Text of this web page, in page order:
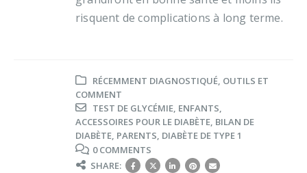
risquent de complications à long terme.
RÉCEMMENT DIAGNOSTIQUÉ, OUTILS ET
COMMENT
TEST DE GLYCÉMIE, ENFANTS,
ACCESSOIRES POUR LE DIABÈTE, BILAN DE
DIABÈTE, PARENTS, DIABÈTE DE TYPE 1
0 COMMENTS
SHARE: